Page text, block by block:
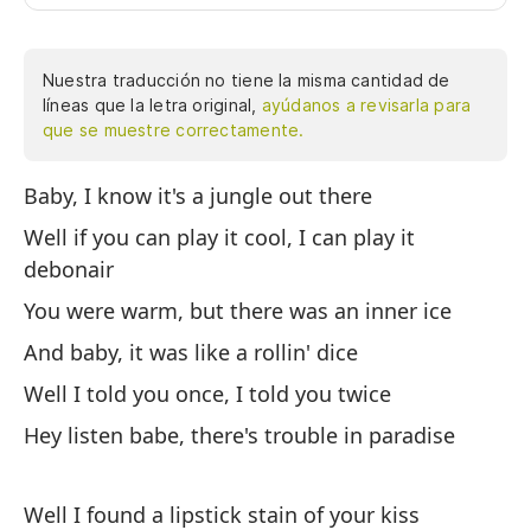
Nuestra traducción no tiene la misma cantidad de
líneas que la letra original, ayúdanos a revisarla para
que se muestre correctamente.
Baby, I know it's a jungle out there
Well if you can play it cool, I can play it
debonair
You were warm, but there was an inner ice
And baby, it was like a rollin' dice
Well I told you once, I told you twice
Hey listen babe, there's trouble in paradise
Well I found a lipstick stain of your kiss